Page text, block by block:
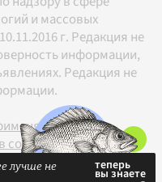
и массовых
г. Редакция не
информации,
Редакция не
соответствии с
лучше не